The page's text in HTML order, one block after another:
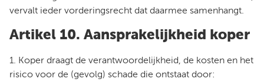
vervalt ieder vorderingsrecht dat daarmee samenhangt.
Artikel 10. Aansprakelijkheid koper
1. Koper draagt de verantwoordelijkheid, de kosten en het
risico voor de (gevolg) schade die ontstaat door: